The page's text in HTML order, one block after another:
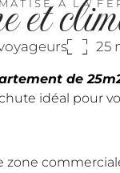
À LA
et 25
de
idéal pour
zone